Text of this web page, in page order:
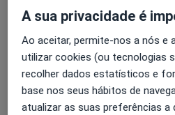
Experiência
Osteopata Clássico -
Acupuntura - Licenciatura em
QuiroInka - Quiropraxia Inka
Homeopatia
QuinesioTape
A sua privacidade é
Ao aceitar, permite-nos a nós e
utilizar cookies (ou tecnologias
recolher dados estatísticos e
base nos seus hábitos de
atualizar as suas preferências a